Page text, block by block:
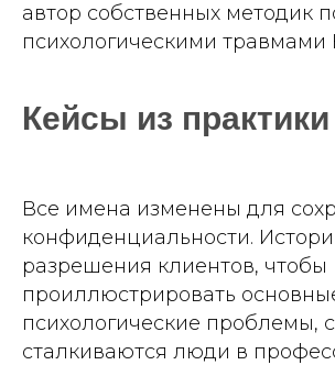
автор собственных методик
психологическими травмами
Кейсы из практики
Все имена изменены для
конфиденциальности.
разрешения клиентов, чтобы
проиллюстрировать
психологические проблемы,
сталкиваются люди в